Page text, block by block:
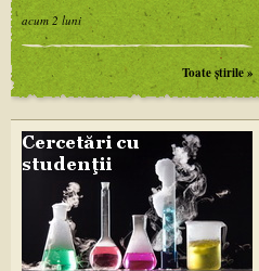
acum 2 luni
Toate ştirile »